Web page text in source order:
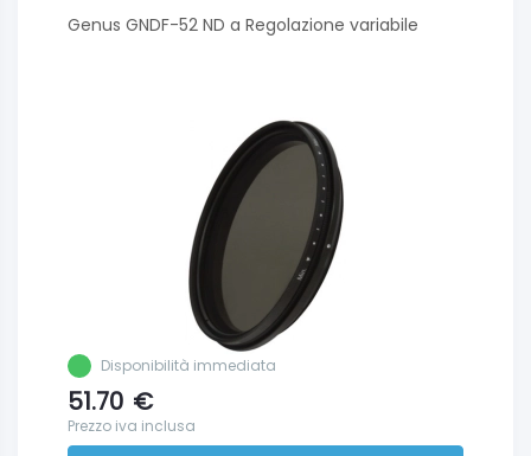
Genus GNDF-52 ND a Regolazione variabile
Disponibilità immediata
51.70 €
Prezzo iva inclusa